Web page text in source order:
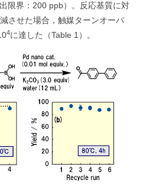
限界：200 ppb）。反応基質に対
させた場合，触媒ターンオーバ
4に達した（Table 1）。